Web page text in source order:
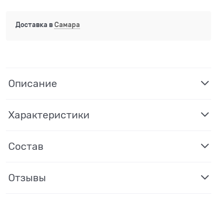
Доставка вСамара
Описание
Характеристики
Состав
Отзывы